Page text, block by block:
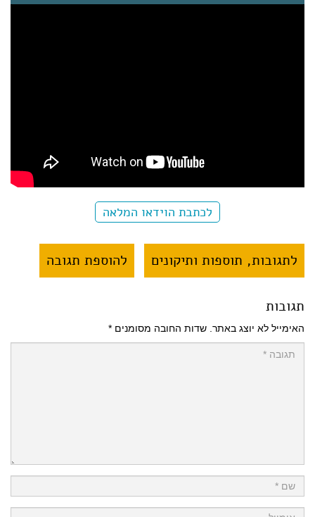
לכתבת הוידאו המלאה
לתגובות, תוספות ותיקונים להוספת תגובה
תגובות
האימייל לא יוצג באתר. שדות החובה מסומנים *